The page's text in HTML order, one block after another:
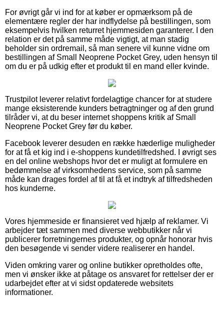
For øvrigt går vi ind for at køber er opmærksom på de
elementære regler der har indflydelse på bestillingen, som
eksempelvis hvilken returret hjemmesiden garanterer. I den
relation er det på samme måde vigtigt, at man stadig
beholder sin ordremail, så man senere vil kunne vidne om
bestillingen af Small Neoprene Pocket Grey, uden hensyn til
om du er på udkig efter et produkt til en mand eller kvinde.
Trustpilot leverer relativt fordelagtige chancer for at studere
mange eksisterende kunders betragtninger og af den grund
tilråder vi, at du beser internet shoppens kritik af Small
Neoprene Pocket Grey før du køber.
Facebook leverer desuden en række hæderlige muligheder
for at få et kig ind i e-shoppens kundetilfredshed. I øvrigt ses
en del online webshops hvor det er muligt at formulere en
bedømmelse af virksomhedens service, som på samme
måde kan drages fordel af til at få et indtryk af tilfredsheden
hos kunderne.
Vores hjemmeside er finansieret ved hjælp af reklamer. Vi
arbejder tæt sammen med diverse webbutikker når vi
publicerer forretningernes produkter, og opnår honorar hvis
den besøgende vi sender videre realiserer en handel.
Viden omkring varer og online butikker opretholdes ofte,
men vi ønsker ikke at påtage os ansvaret for rettelser der er
udarbejdet efter at vi sidst opdaterede websitets
informationer.